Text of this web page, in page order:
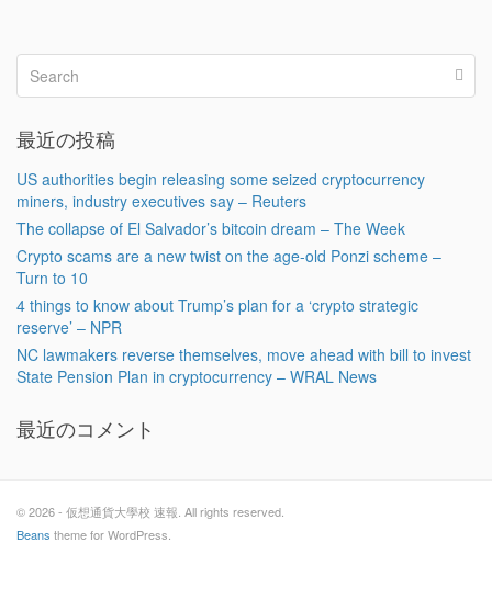
最近の投稿
US authorities begin releasing some seized cryptocurrency
miners, industry executives say – Reuters
The collapse of El Salvador’s bitcoin dream – The Week
Crypto scams are a new twist on the age-old Ponzi scheme –
Turn to 10
4 things to know about Trump’s plan for a ‘crypto strategic
reserve’ – NPR
NC lawmakers reverse themselves, move ahead with bill to invest
State Pension Plan in cryptocurrency – WRAL News
最近のコメント
© 2026 - 仮想通貨大學校 速報. All rights reserved.
Beans theme for WordPress.